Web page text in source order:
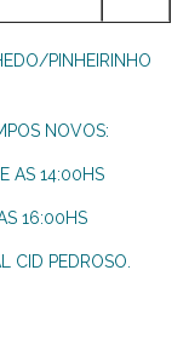
PINHEIRINHO
NOVOS:
AS 14:00HS
16:00HS
CID PEDROSO.